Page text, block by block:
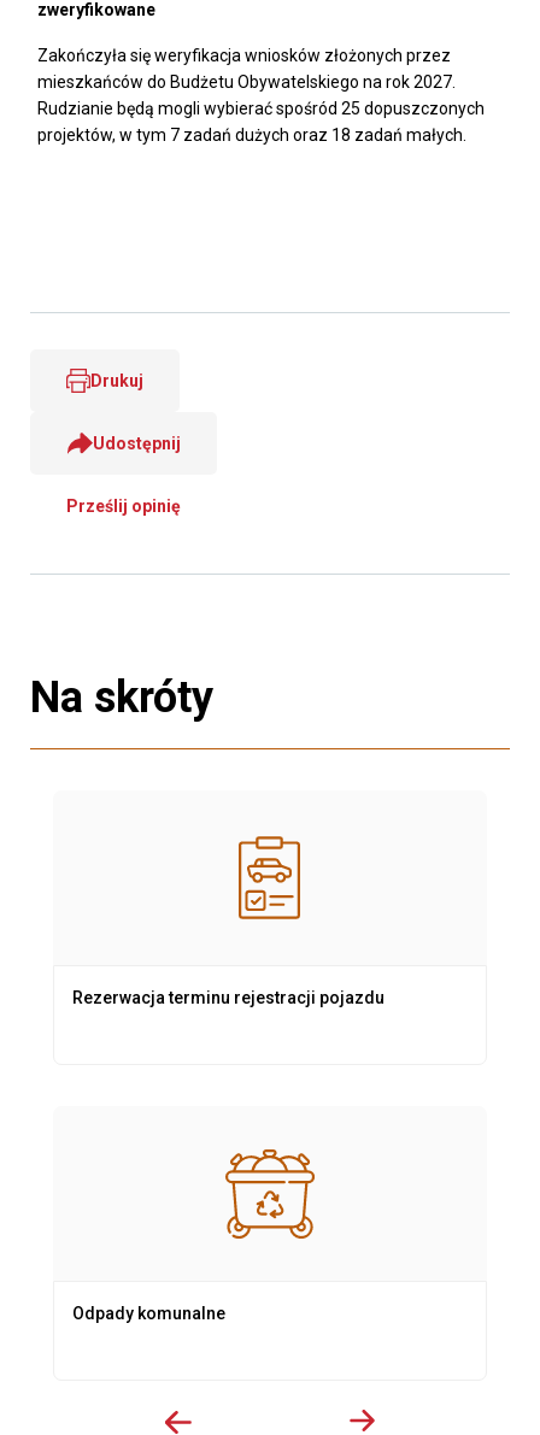
zweryfikowane
Zakończyła się weryfikacja wniosków złożonych przez
mieszkańców do Budżetu Obywatelskiego na rok 2027.
Rudzianie będą mogli wybierać spośród 25 dopuszczonych
projektów, w tym 7 zadań dużych oraz 18 zadań małych.
Drukuj
Udostępnij
Prześlij opinię
Na skróty
Rezerwacja terminu rejestracji pojazdu
Odpady komunalne